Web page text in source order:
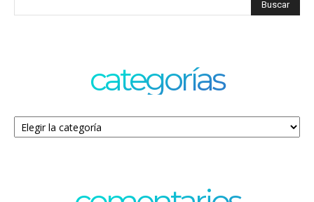
categorías
Categorías